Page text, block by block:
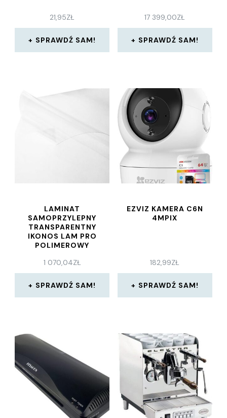
21,95ZŁ
SPRAWDŹ SAM!
17 399,00ZŁ
SPRAWDŹ SAM!
LAMINAT
SAMOPRZYLEPNY
TRANSPARENTNY
IKONOS LAM PRO
POLIMEROWY
27X50 (6110200001)
1 070,04ZŁ
SPRAWDŹ SAM!
EZVIZ KAMERA C6N
4MPIX
182,99ZŁ
SPRAWDŹ SAM!